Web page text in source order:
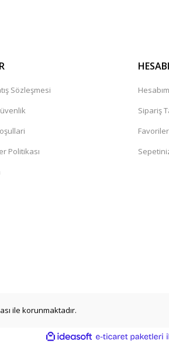
Sözleşmesi
Politikası
Hesabım
Sipariş
ile korunmaktadır.
ideasoft
e-